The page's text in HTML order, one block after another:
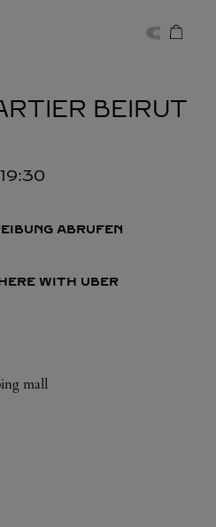
BEIRUT
19:30
ABRUFEN
WITH UBER
mall